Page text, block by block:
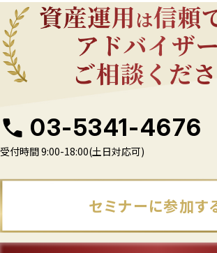
03-5341-4676
受付時間 9:00-18:00(土日対応可)
セミナーに参加す